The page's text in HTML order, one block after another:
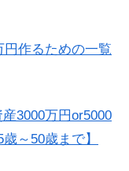
円作るための一覧
3000万円or5000
～50歳まで】